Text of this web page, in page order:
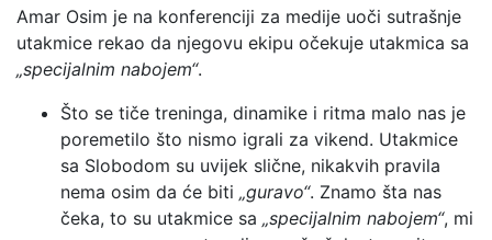
Amar Osim je na konferenciji za medije uoči sutrašnje
utakmice rekao da njegovu ekipu očekuje utakmica sa
„specijalnim nabojem“.
Što se tiče treninga, dinamike i ritma malo nas je
poremetilo što nismo igrali za vikend. Utakmice
sa Slobodom su uvijek slične, nikakvih pravila
nema osim da će biti „guravo“. Znamo šta nas
čeka, to su utakmice sa „specijalnim nabojem“, mi